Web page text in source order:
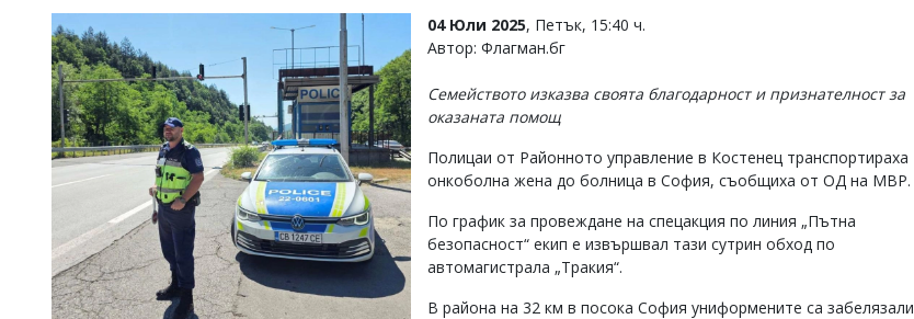
РАЗСЛЕДВАНЕ
БИЗНЕС
Управители:
Веселин
v.vasilev@flagman.bg
Касабова,
k.kassabova@flagman.bg
04 Юли 2025, Петък, 15:40 ч.
Автор: Флагман.бг
Семейството изказва своята благодарност и признателност за
оказаната помощ
Полицаи от Районното управление в Костенец транспортираха
онкоболна жена до болница в София, съобщиха от ОД на МВР.
По график за провеждане на спецакция по линия „Пътна
безопасност“ екип е извършвал тази сутрин обход по
автомагистрала „Тракия“.
В района на 32 км в посока София униформените са забелязали